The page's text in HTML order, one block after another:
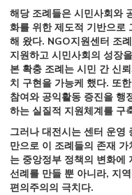
해당 조례들은 시민사회와
화를 위한 제도적 기반으로
해 왔다. NGO지원센터 조
지원하고 시민사회의 성장
본 확충 조례는 시민 간 신
치 구현을 가능케 했다. 또
참여와 공익활동 증진을 행
하는 실질적 지원체계를 구
그러나 대전시는 센터 운영
만으로 이 조례들의 존재
는 중앙정부 정책의 변화에
선례를 만들 뿐 아니라, 지
편의주의의 극치다.